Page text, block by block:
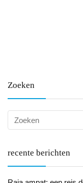
Zoeken
recente berichten